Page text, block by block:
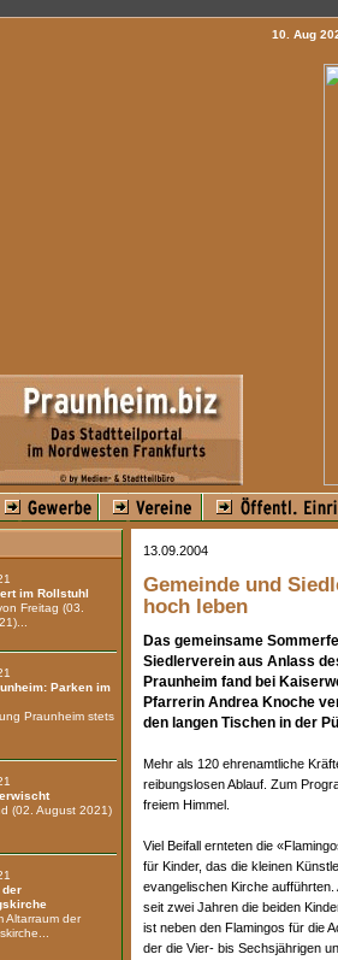
10. Aug
im Rollstuhl
Freitag (03.
Parken im
Praunheim stets
(02. August 2021)
der
Altarraum der
13.09.2004
Gemeinde und
hoch leben
Das gemeinsame
Siedlerverein aus Anlass
Praunheim fand bei
Pfarrerin Andrea Knoche
den langen Tischen in der
Mehr als 120 ehrenamtliche
reibungslosen Ablauf. Zum
freiem Himmel.
Viel Beifall ernteten die
für Kinder, das die kleinen
evangelischen Kirche
seit zwei Jahren die beiden
ist neben den Flamingos für die
der die Vier- bis Sechsjährigen